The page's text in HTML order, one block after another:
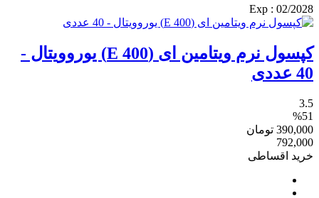
02/2028
: Exp
کپسول نرم ویتامین ای (400 E) یوروویتال -
40 عددی
3.5
%51
390,000 تومان
792,000
خرید اقساطی